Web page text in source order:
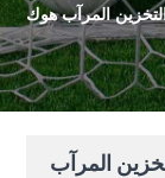
المرآب هوك
المرآب